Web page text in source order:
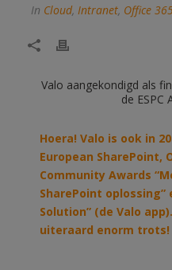
In Cloud, Intranet, Office
Valo aangekondigd als
de ESPC
Hoera! Valo is ook in
European SharePoint,
Community Awards
SharePoint oplossing”
Solution” (de Valo
uiteraard enorm trots!